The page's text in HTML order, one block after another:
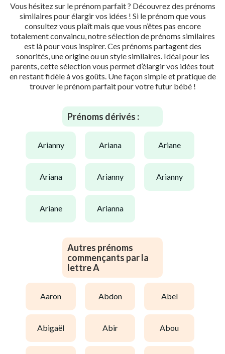
Vous hésitez sur le prénom parfait ? Découvrez des prénoms
similaires pour élargir vos idées ! Si le prénom que vous
consultez vous plaît mais que vous n’êtes pas encore
totalement convaincu, notre sélection de prénoms similaires
est là pour vous inspirer. Ces prénoms partagent des
sonorités, une origine ou un style similaires. Idéal pour les
parents, cette sélection vous permet d’élargir vos idées tout
en restant fidèle à vos goûts. Une façon simple et pratique de
trouver le prénom parfait pour votre futur bébé !
Prénoms dérivés :
arianny ariana ariane
ariana arianny arianny
ariane arianna
Autres prénoms
commençants par la
lettre A
aaron abdon abel
abigaël abir abou